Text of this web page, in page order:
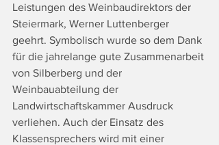
Leistungen des Weinbaudirektors der
Steiermark, Werner Luttenberger
geehrt. Symbolisch wurde so dem Dank
für die jahrelange gute Zusammenarbeit
von Silberberg und der
Weinbauabteilung der
Landwirtschaftskammer Ausdruck
verliehen. Auch der Einsatz des
Klassensprechers wird mit einer